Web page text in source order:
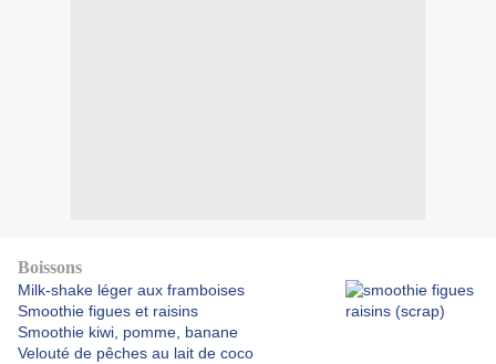
Boissons
Milk-shake léger aux framboises
Smoothie figues et raisins
Smoothie kiwi, pomme, banane
Velouté de pêches au lait de coco